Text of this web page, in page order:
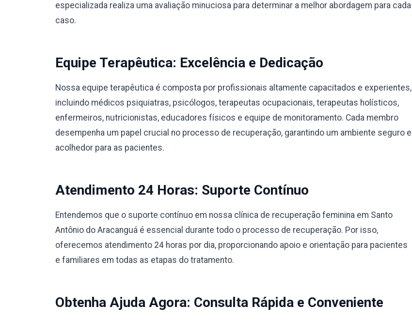
especializada realiza uma avaliação minuciosa para determinar a melhor abordagem para cada
caso.
Equipe Terapêutica: Excelência e Dedicação
Nossa equipe terapêutica é composta por profissionais altamente capacitados e experientes,
incluindo médicos psiquiatras, psicólogos, terapeutas ocupacionais, terapeutas holísticos,
enfermeiros, nutricionistas, educadores físicos e equipe de monitoramento. Cada membro
desempenha um papel crucial no processo de recuperação, garantindo um ambiente seguro e
acolhedor para as pacientes.
Atendimento 24 Horas: Suporte Contínuo
Entendemos que o suporte contínuo em nossa clínica de recuperação feminina em Santo
Antônio do Aracanguá é essencial durante todo o processo de recuperação. Por isso,
oferecemos atendimento 24 horas por dia, proporcionando apoio e orientação para pacientes
e familiares em todas as etapas do tratamento.
Obtenha Ajuda Agora: Consulta Rápida e Conveniente